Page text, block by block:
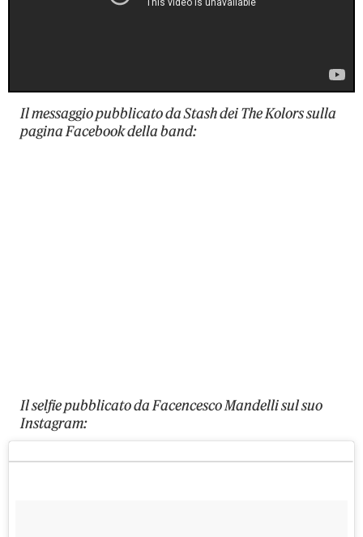
Il messaggio pubblicato da Stash dei The Kolors sulla
pagina Facebook della band:
Il selfie pubblicato da Facencesco Mandelli sul suo
Instagram: